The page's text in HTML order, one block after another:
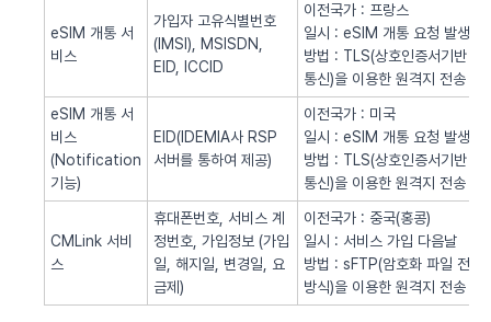
eSIM 개통 서
비스
가입자 고유식별번호
(IMSI), MSISDN,
EID, ICCID
이전국가 : 프랑스
일시 : eSIM 개통 요청 발생시
방법 : TLS(상호인증서기반
통신)을 이용한 원격지 전송
eSIM 개통 서
비스
(Notification
기능)
EID(IDEMIA사 RSP
서버를 통하여 제공)
이전국가 : 미국
일시 : eSIM 개통 요청 발생시
방법 : TLS(상호인증서기반
통신)을 이용한 원격지 전송
CMLink 서비
스
휴대폰번호, 서비스 계
정번호, 가입정보 (가입
일, 해지일, 변경일, 요
금제)
이전국가 : 중국(홍콩)
일시 : 서비스 가입 다음날
방법 : sFTP(암호화 파일 전송
방식)을 이용한 원격지 전송